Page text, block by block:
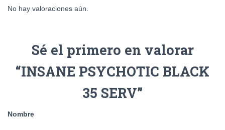
No hay valoraciones aún.
Sé el primero en valorar
“INSANE PSYCHOTIC BLACK
35 SERV”
Nombre